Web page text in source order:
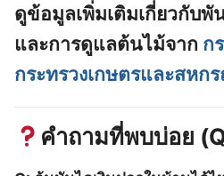
ดูข้อมูลเพิ่มเติมเกี่ยวกับ
และการดูแลต้นไม้จาก ก
กระทรวงเกษตรและสหก
คำถามที่พบบ่อย